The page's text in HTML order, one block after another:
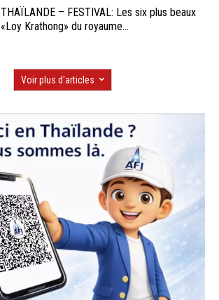
THAÏLANDE – FESTIVAL: Les six plus beaux
«Loy Krathong» du royaume...
Voir plus d'articles